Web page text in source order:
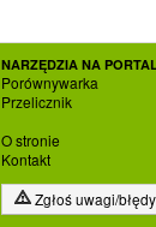
NARZĘDZIA NA
Porównywarka
Przelicznik
O stronie
Kontakt
Zgłoś uwagi/błędy